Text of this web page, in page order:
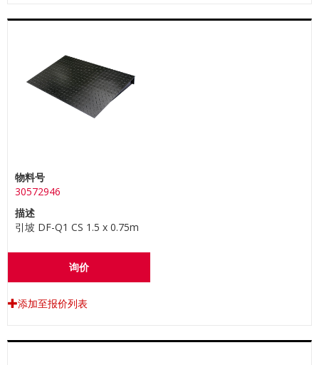
物料号
30572946
描述
引坡 DF-Q1 CS 1.5 x 0.75m
询价
添加至报价列表